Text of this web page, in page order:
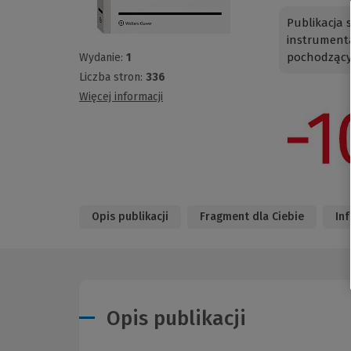
Wydanie: 1
Liczba stron: 336
Więcej informacji
Publikacja
Opis publikacji Fragment dla Ciebie
Opis publikacji